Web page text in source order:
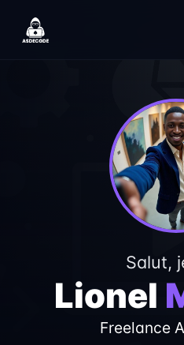
Salut,
Lionel
Freelance